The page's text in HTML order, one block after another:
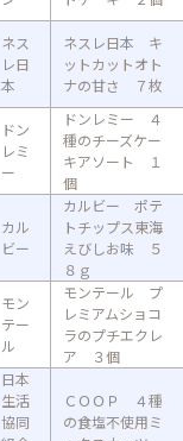
ネス
レ日
本
ネスレ日本 キ
ットカットオト
ナの甘さ ７枚
ドン
レミ
ー
ドンレミー ４
種のチーズケー
キアソート １
個
カル
ビー
カルビー ポテ
トチップス東海
えびしお味 ５
８ｇ
モン
テー
ル
モンテール プ
レミアムショコ
ラのプチエクレ
ア ３個
日本
生活
協同
ＣＯＯＰ ４種
の食塩不使用ミ